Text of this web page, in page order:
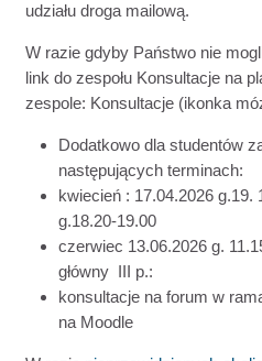
udziału droga mailową.
W razie gdyby Państwo nie
link do zespołu Konsultacjena
zespole: Konsultacje (ikonka
Dodatkowo dla studentów
następujących terminach:
kwiecień : 17.04.2026 g.19.
g.18.20-19.00
czerwiec 13.06.2026 g.
główny III p.:
konsultacje na forum w
na Moodle